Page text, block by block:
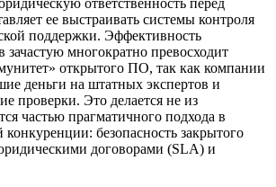
ответственность перед
ее выстраивать системы контроля
поддержки. Эффективность
зачастую многократно превосходит
открытого ПО, так как компании
деньги на штатных экспертов и
проверки. Это делается не из
частью прагматичного подхода в
безопасность закрытого
договорами (SLA) и